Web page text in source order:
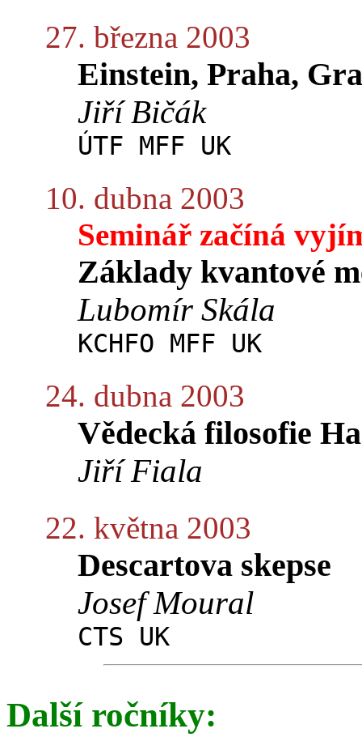
27. března 2003
Einstein, Praha,
Jiří Bičák
ÚTF MFF UK
10. dubna 2003
Seminář začíná
Základy kvantové
Lubomír Skála
KCHFO MFF UK
24. dubna 2003
Vědecká filosofie
Jiří Fiala
22. května 2003
Descartova skepse
Josef Moural
CTS UK
Další ročníky: